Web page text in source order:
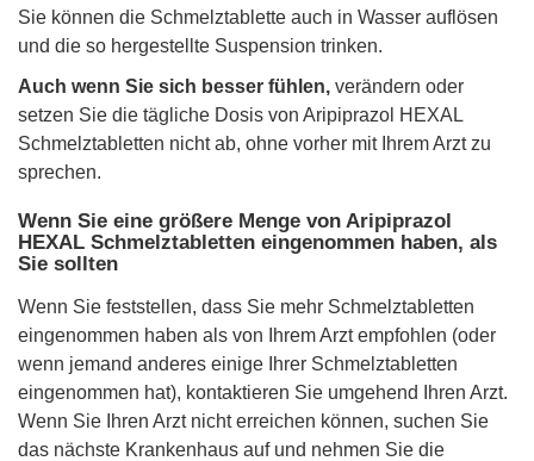
Sie können die Schmelztablette auch in Wasser auflösen
und die so hergestellte Suspension trinken.
Auch wenn Sie sich besser fühlen, verändern oder
setzen Sie die tägliche Dosis von Aripiprazol HEXAL
Schmelztabletten nicht ab, ohne vorher mit Ihrem Arzt zu
sprechen.
Wenn Sie eine größere Menge von Aripiprazol
HEXAL Schmelztabletten eingenommen haben, als
Sie sollten
Wenn Sie feststellen, dass Sie mehr Schmelztabletten
eingenommen haben als von Ihrem Arzt empfohlen (oder
wenn jemand anderes einige Ihrer Schmelztabletten
eingenommen hat), kontaktieren Sie umgehend Ihren Arzt.
Wenn Sie Ihren Arzt nicht erreichen können, suchen Sie
das nächste Krankenhaus auf und nehmen Sie die